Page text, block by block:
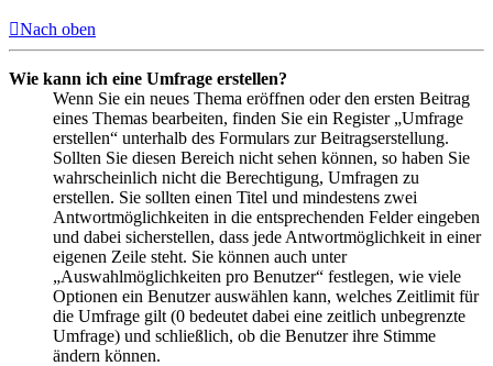
Nach oben
Wie kann ich eine Umfrage erstellen?
Wenn Sie ein neues Thema eröffnen oder den ersten Beitrag
eines Themas bearbeiten, finden Sie ein Register „Umfrage
erstellen“ unterhalb des Formulars zur Beitragserstellung.
Sollten Sie diesen Bereich nicht sehen können, so haben Sie
wahrscheinlich nicht die Berechtigung, Umfragen zu
erstellen. Sie sollten einen Titel und mindestens zwei
Antwortmöglichkeiten in die entsprechenden Felder eingeben
und dabei sicherstellen, dass jede Antwortmöglichkeit in einer
eigenen Zeile steht. Sie können auch unter
„Auswahlmöglichkeiten pro Benutzer“ festlegen, wie viele
Optionen ein Benutzer auswählen kann, welches Zeitlimit für
die Umfrage gilt (0 bedeutet dabei eine zeitlich unbegrenzte
Umfrage) und schließlich, ob die Benutzer ihre Stimme
ändern können.